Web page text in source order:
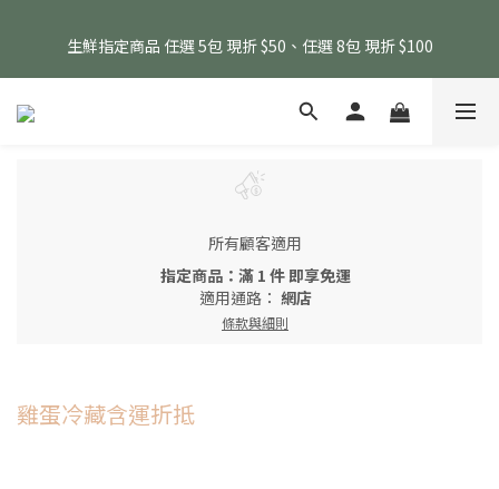
商品除外)
生鮮指定商品 任選 5包 現折 $50、任選 8包 現折 $100
消費滿 $1800 贈送原味滴雞精1包、$6000 贈送黑金豬肉鬆 (指定
所有顧客適用
指定商品：滿 1 件 即享免運
適用通路： 網店
條款與細則
雞蛋冷藏含運折抵